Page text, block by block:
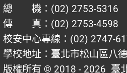
總 機：(02) 2753-5316
傳 真：(02) 2753-4598
校安中心專線：(02) 2747-
學校地址：臺北市松山區八
版權所有 © 2018 - 2026 臺